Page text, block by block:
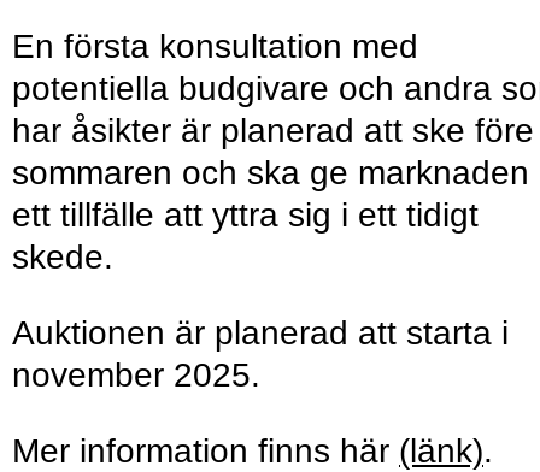
En första konsultation med
potentiella budgivare och andra
har åsikter är planerad att ske före
sommaren och ska ge marknaden
ett tillfälle att yttra sig i ett tidigt
skede.
Auktionen är planerad att starta i
november 2025.
Mer information finns här (länk).